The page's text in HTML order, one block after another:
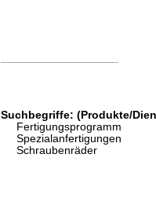
Suchbegriffe: (Produkte/
Fertigungsprogramm
Spezialanfertigungen
Schraubenräder